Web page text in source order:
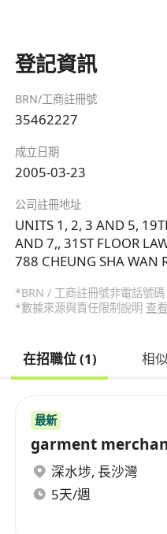
登記資訊
BRN/工商註冊號
35462227
成立日期
2005-03-23
公司註冊地址
UNITS 1, 2, 3 AND 5,
AND 7,, 31ST FLOOR
788 CHEUNG SHA WAN
*BRN / 工商註冊號非電話號
*數據來源與責任限制說明 查
在招職位 (1) 相
最新
garment
深水埗, 長沙灣
5天/週